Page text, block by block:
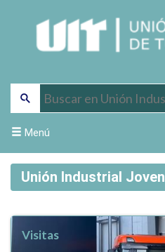
Menú
Unión Industrial
Visitas